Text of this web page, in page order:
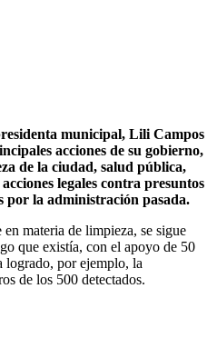
municipal, Lili Campos
acciones de su gobierno,
de la ciudad, salud pública,
legales contra presuntos
por la administración pasada.
materia de limpieza, se sigue
que existía, con el apoyo de 50
logrado, por ejemplo, la
de los 500 detectados.